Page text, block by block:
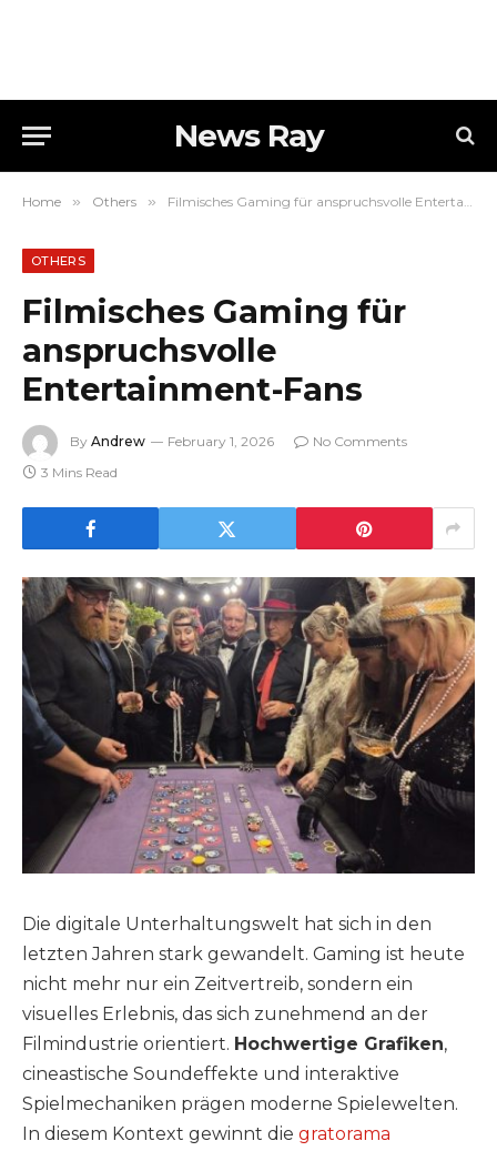
News Ray
Home » Others » Filmisches Gaming für anspruchsvolle Entertainment-Fans
OTHERS
Filmisches Gaming für
anspruchsvolle
Entertainment-Fans
By Andrew February 1, 2026
No Comments
3 Mins Read
Die digitale Unterhaltungswelt hat sich in den
letzten Jahren stark gewandelt. Gaming ist heute
nicht mehr nur ein Zeitvertreib, sondern ein
visuelles Erlebnis, das sich zunehmend an der
Filmindustrie orientiert. Hochwertige Grafiken,
cineastische Soundeffekte und interaktive
Spielmechaniken prägen moderne Spielewelten.
In diesem Kontext gewinnt die gratorama